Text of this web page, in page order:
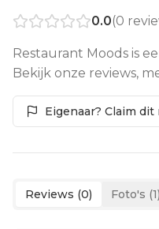
0.0(0
Restaurant Moods is
Bekijk onze reviews,
Eigenaar? Claim
Reviews (0) Foto's (1)